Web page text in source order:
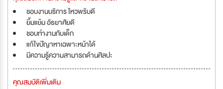
ชอบงานบริการ ไหวพริบดี
ยิ้มแย้ม อัธยาศัยดี
ชอบทำงานกับเด็ก
แก้ไขปัญาหาเฉพาะหน้าได้
มีความรู้ความสามารถด้านศิลปะ
คุณสมบัติเพิ่มเติม